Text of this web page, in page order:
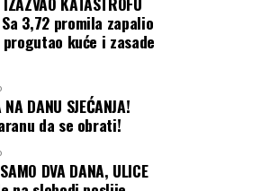
Sa 3,72 promila zapalio
kuće i zasade
DANU SJEĆANJA!
da se obrati!
DVA DANA, ULICE